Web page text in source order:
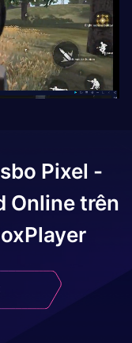
Pixel -
Onlinetrên